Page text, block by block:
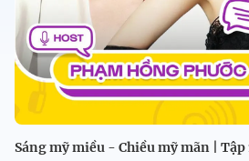
Sáng mỹ miều - Chiều mỹ mãn | Tập